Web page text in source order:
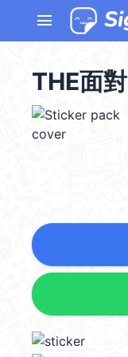
menu
THE面對